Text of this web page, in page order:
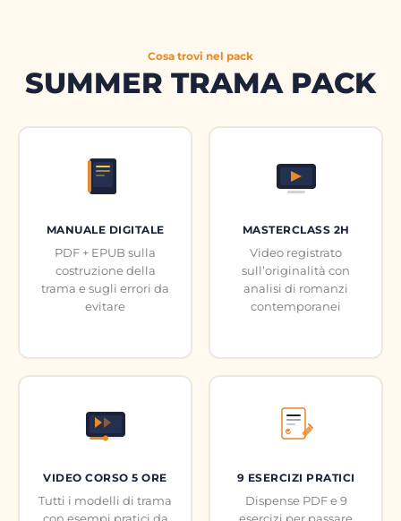
Cosa trovi nel pack
SUMMER TRAMA PACK
MANUALE DIGITALE
PDF + EPUB sulla
costruzione della
trama e sugli errori da
evitare
MASTERCLASS 2H
Video registrato
sull’originalità con
analisi di romanzi
contemporanei
VIDEO CORSO 5 ORE
Tutti i modelli di trama
9 ESERCIZI PRATICI
Dispense PDF e 9